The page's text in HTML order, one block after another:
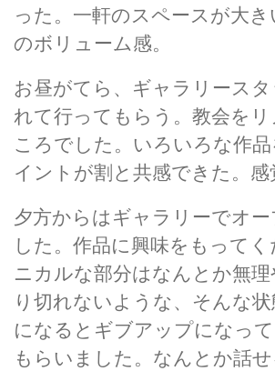
った。一軒のスペースが大
のボリューム感。
お昼がてら、ギャラリース
れて行ってもらう。教会を
ころでした。いろいろな作
イントが割と共感できた。
夕方からはギャラリーでオ
した。作品に興味をもって
ニカルな部分はなんとか無
り切れないような、そんな
になるとギブアップになっ
もらいました。なんとか話